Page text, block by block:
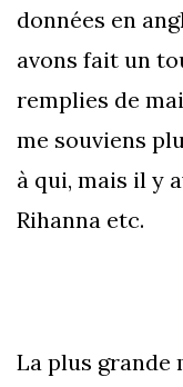
données en
avons fait un
remplies de
me souviens
à qui, mais il y
Rihanna etc.
La plus grande